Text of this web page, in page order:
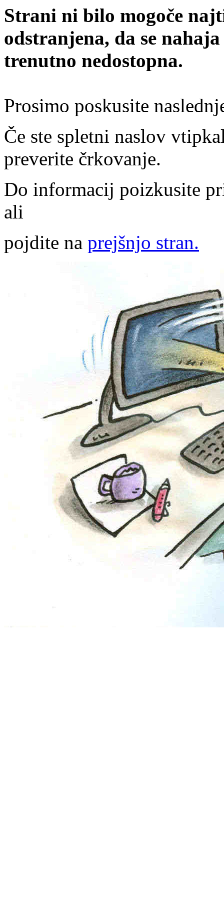
Strani ni bilo mogoče
odstranjena, da se
trenutno nedostopna.
Prosimo poskusite
Če ste spletni naslov
preverite črkovanje.
Do informacij poizkusite
ali
pojdite na prejšnjo stran.